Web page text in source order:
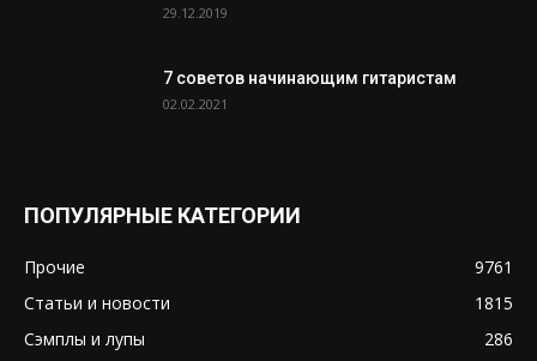
29.12.2019
7 советов начинающим гитаристам
02.02.2021
ПОПУЛЯРНЫЕ КАТЕГОРИИ
Прочие
9761
Статьи и новости
1815
Сэмплы и лупы
286